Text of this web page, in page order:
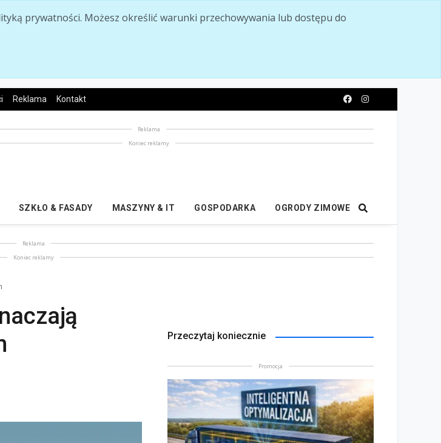
prywatności. Możesz określić warunki przechowywania lub dostępu do
Reklama Kontakt
Reklama
Koniec reklamy
SZKŁO & FASADY MASZYNY & IT GOSPODARKA OGRODY ZIMOWE
Reklama
Koniec reklamy
Przeczytaj koniecznie
Promocja